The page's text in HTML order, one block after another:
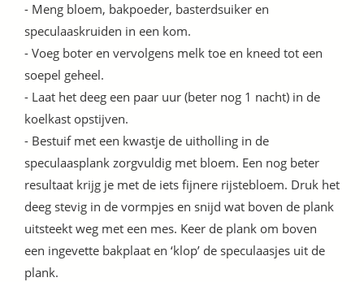
- Meng bloem, bakpoeder, basterdsuiker en
speculaaskruiden in een kom.
- Voeg boter en vervolgens melk toe en kneed tot een
soepel geheel.
- Laat het deeg een paar uur (beter nog 1 nacht) in de
koelkast opstijven.
- Bestuif met een kwastje de uitholling in de
speculaasplank zorgvuldig met bloem. Een nog beter
resultaat krijg je met de iets fijnere rijstebloem. Druk het
deeg stevig in de vormpjes en snijd wat boven de plank
uitsteekt weg met een mes. Keer de plank om boven
een ingevette bakplaat en ‘klop’ de speculaasjes uit de
plank.